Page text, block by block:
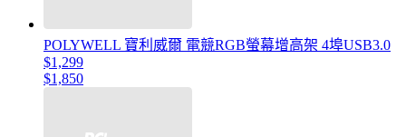
POLYWELL 寶利威爾 電競RGB螢幕增高架 4埠USB3.0
$1,299
$1,850